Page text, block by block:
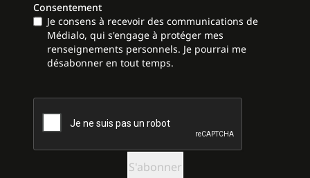
Consentement
Je consens à recevoir des communications de
Médialo, qui s'engage à protéger mes
renseignements personnels. Je pourrai me
désabonner en tout temps.